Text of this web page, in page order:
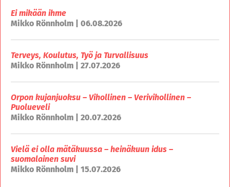
Ei mikään ihme
Mikko Rönnholm | 06.08.2026
Terveys, Koulutus, Työ ja Turvallisuus
Mikko Rönnholm | 27.07.2026
Orpon kujanjuoksu – Vihollinen – Verivihollinen –
Puolueveli
Mikko Rönnholm | 20.07.2026
Vielä ei olla mätäkuussa – heinäkuun idus –
suomalainen suvi
Mikko Rönnholm | 15.07.2026